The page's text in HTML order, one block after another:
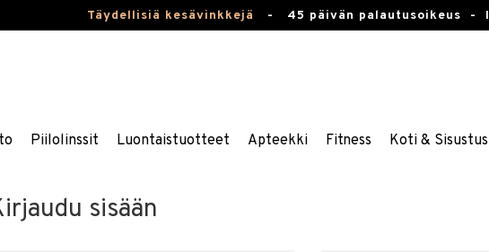
Täydellisiä kesävinkkejä - 45 päivän palautusoikeus -
Piilolinssit Luontaistuotteet Apteekki Fitness Koti & Sisustus
sisään